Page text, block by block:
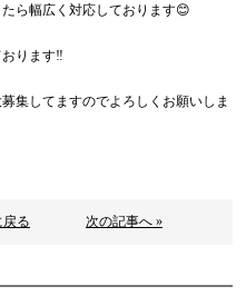
ら幅広く対応しております😊
ります‼
集してますのでよろしくお願いしま
戻る 次の記事へ »